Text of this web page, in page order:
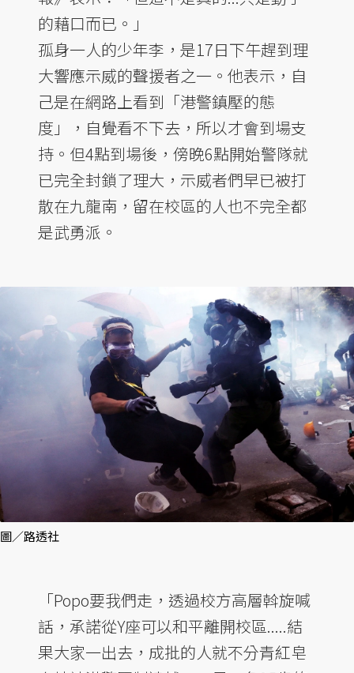
的藉口而已。」
孤身一人的少年李，是17日下午趕到理
大響應示威的聲援者之一。他表示，自
己是在網路上看到「港警鎮壓的態
度」，自覺看不下去，所以才會到場支
持。但4點到場後，傍晚6點開始警隊就
已完全封鎖了理大，示威者們早已被打
散在九龍南，留在校區的人也不完全都
是武勇派。
圖／路透社
「Popo要我們走，透過校方高層斡旋喊
話，承諾從Y座可以和平離開校區.....結
果大家一出去，成批的人就不分青紅皂